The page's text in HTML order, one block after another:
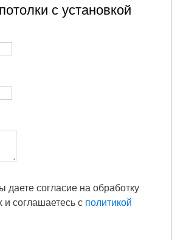
с установкой
согласие на обработку
соглашаетесь с политикой